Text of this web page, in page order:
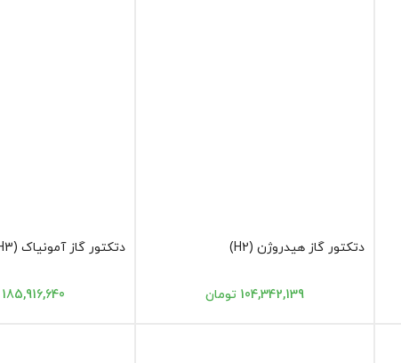
دتکتور گاز هیدروژن (H2)
104,342,139 تومان
دتکتور گاز آمونیاک (NH3)
185,916,640 تومان